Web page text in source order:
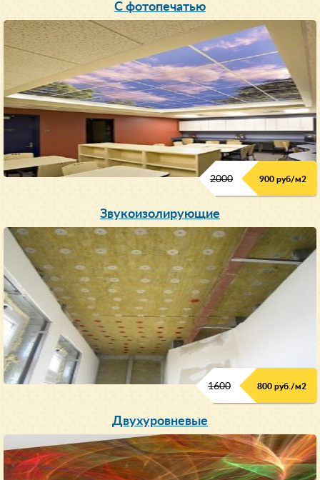
С фотопечатью
2000 900 руб/м2
Звукоизолирующие
1600 800 руб./м2
Двухуровневые